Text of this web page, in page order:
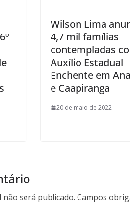
Wilson Lima
4,7 mil famílias
contempladas
Auxílio Estadual
Enchente em
e Caapiranga
20 de maio de 2022
não será publicado. Campos